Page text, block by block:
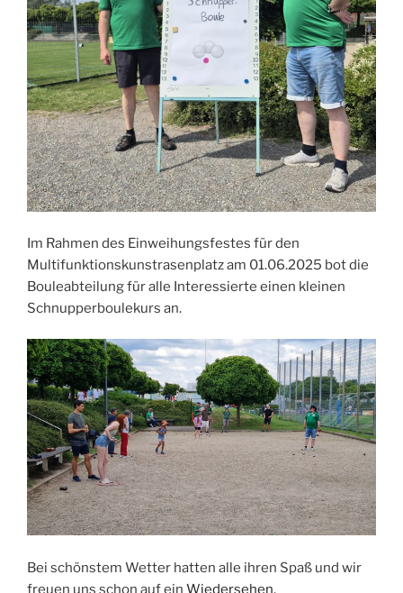
Im Rahmen des Einweihungsfestes für den
Multifunktionskunstrasenplatz am 01.06.2025 bot die
Bouleabteilung für alle Interessierte einen kleinen
Schnupperboulekurs an.
Bei schönstem Wetter hatten alle ihren Spaß und wir
freuen uns schon auf ein Wiedersehen.